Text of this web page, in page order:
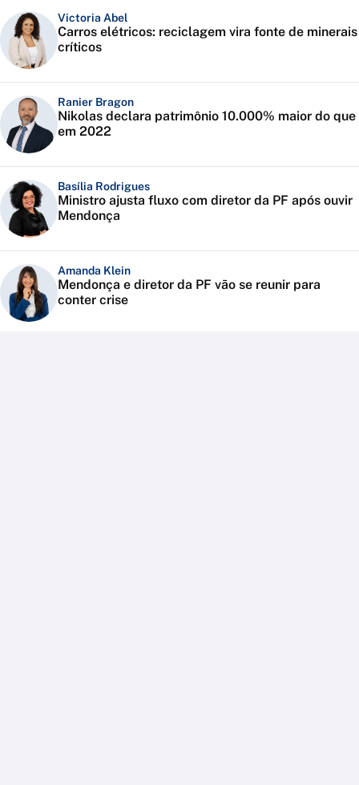
Victoria Abel
Carros elétricos: reciclagem vira fonte de minerais
críticos
Ranier Bragon
Nikolas declara patrimônio 10.000% maior do que
em 2022
Basília Rodrigues
Ministro ajusta fluxo com diretor da PF após ouvir
Mendonça
Amanda Klein
Mendonça e diretor da PF vão se reunir para
conter crise